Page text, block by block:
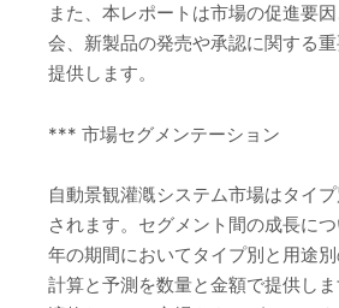
また、本レポートは市場の促進要
会、新製品の発売や承認に関する
提供します。
*** 市場セグメンテーション
自動景観灌漑システム市場はタイ
されます。セグメント間の成長に
年の期間においてタイプ別と用途
計算と予測を数量と金額で提供しま